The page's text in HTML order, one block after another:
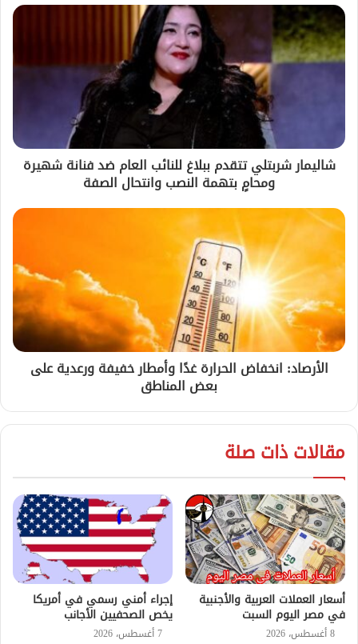
شاليمار شربتلي تتقدم ببلاغ للنائب العام ضد فنانة شهيرة
ومحامٍ بتهمة النصب وانتحال الصفة
الأرصاد: انخفاض الحرارة غدًا وأمطار خفيفة ورعدية على
بعض المناطق
مقالات ذات صلة
أسعار العملات العربية والأجنبية
في مصر اليوم السبت
8 أغسطس، 2026
إجراء أمني رسمي في أمريكا
يخص الصحفيين الأجانب
7 أغسطس، 2026